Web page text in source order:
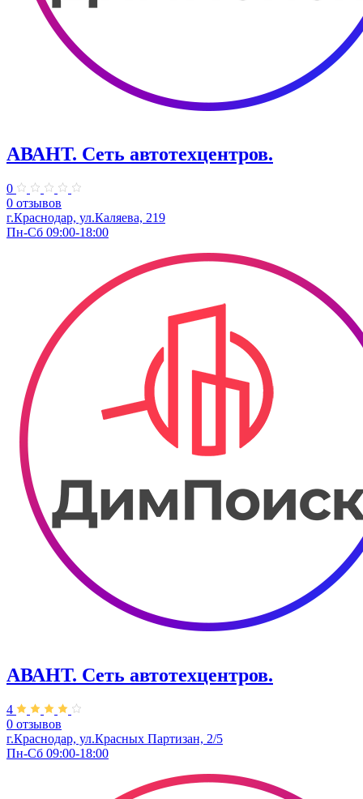
АВАНТ. ​Сеть автотехцентров.
0
0 отзывов
г.Краснодар, ул.Каляева, 219
Пн-Сб 09:00-18:00
АВАНТ. ​Сеть автотехцентров.
4
0 отзывов
г.Краснодар, ул.Красных Партизан, 2/5
Пн-Сб 09:00-18:00